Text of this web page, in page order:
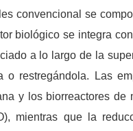
convencional se
biológico se integra
a lo largo de la
o restregándola. Las
y los biorreactores de
mientras que la